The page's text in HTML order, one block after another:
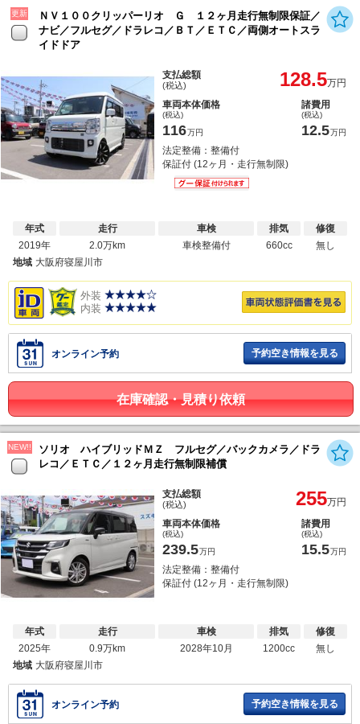
更新
ＮＶ１００クリッパーリオ Ｇ １２ヶ月走行無制限保証／
ナビ／フルセグ／ドラレコ／ＢＴ／ＥＴＣ／両側オートスラ
イドドア
支払総額
(税込) 128.5万円
車両本体価格
(税込)
116万円
諸費用
(税込)
12.5万円
法定整備：整備付
保証付 (12ヶ月・走行無制限)
年式
2019年
走行
2.0万km
車検
車検整備付
排気
660cc
修復
無し
地域 大阪府寝屋川市
外装
内装
オンライン予約 予約空き情報を見る
在庫確認・見積り依頼
NEW!!
ソリオ ハイブリッドＭＺ フルセグ／バックカメラ／ドラ
レコ／ＥＴＣ／１２ヶ月走行無制限補償
支払総額
(税込) 255万円
車両本体価格
(税込)
239.5万円
諸費用
(税込)
15.5万円
法定整備：整備付
保証付 (12ヶ月・走行無制限)
年式
2025年
走行
0.9万km
車検
2028年10月
排気
1200cc
修復
無し
地域 大阪府寝屋川市
オンライン予約 予約空き情報を見る